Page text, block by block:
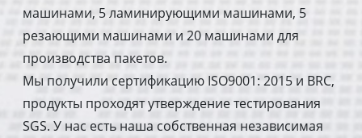
машинами, 5 ламинирующими машинами, 5
резающими машинами и 20 машинами для
производства пакетов.
Мы получили сертификацию ISO9001: 2015 и BRC,
продукты проходят утверждение тестирования
SGS. У нас есть наша собственная независимая